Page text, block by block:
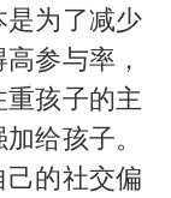
为了减少
参与率，
孩子的主
给孩子。
的社交偏